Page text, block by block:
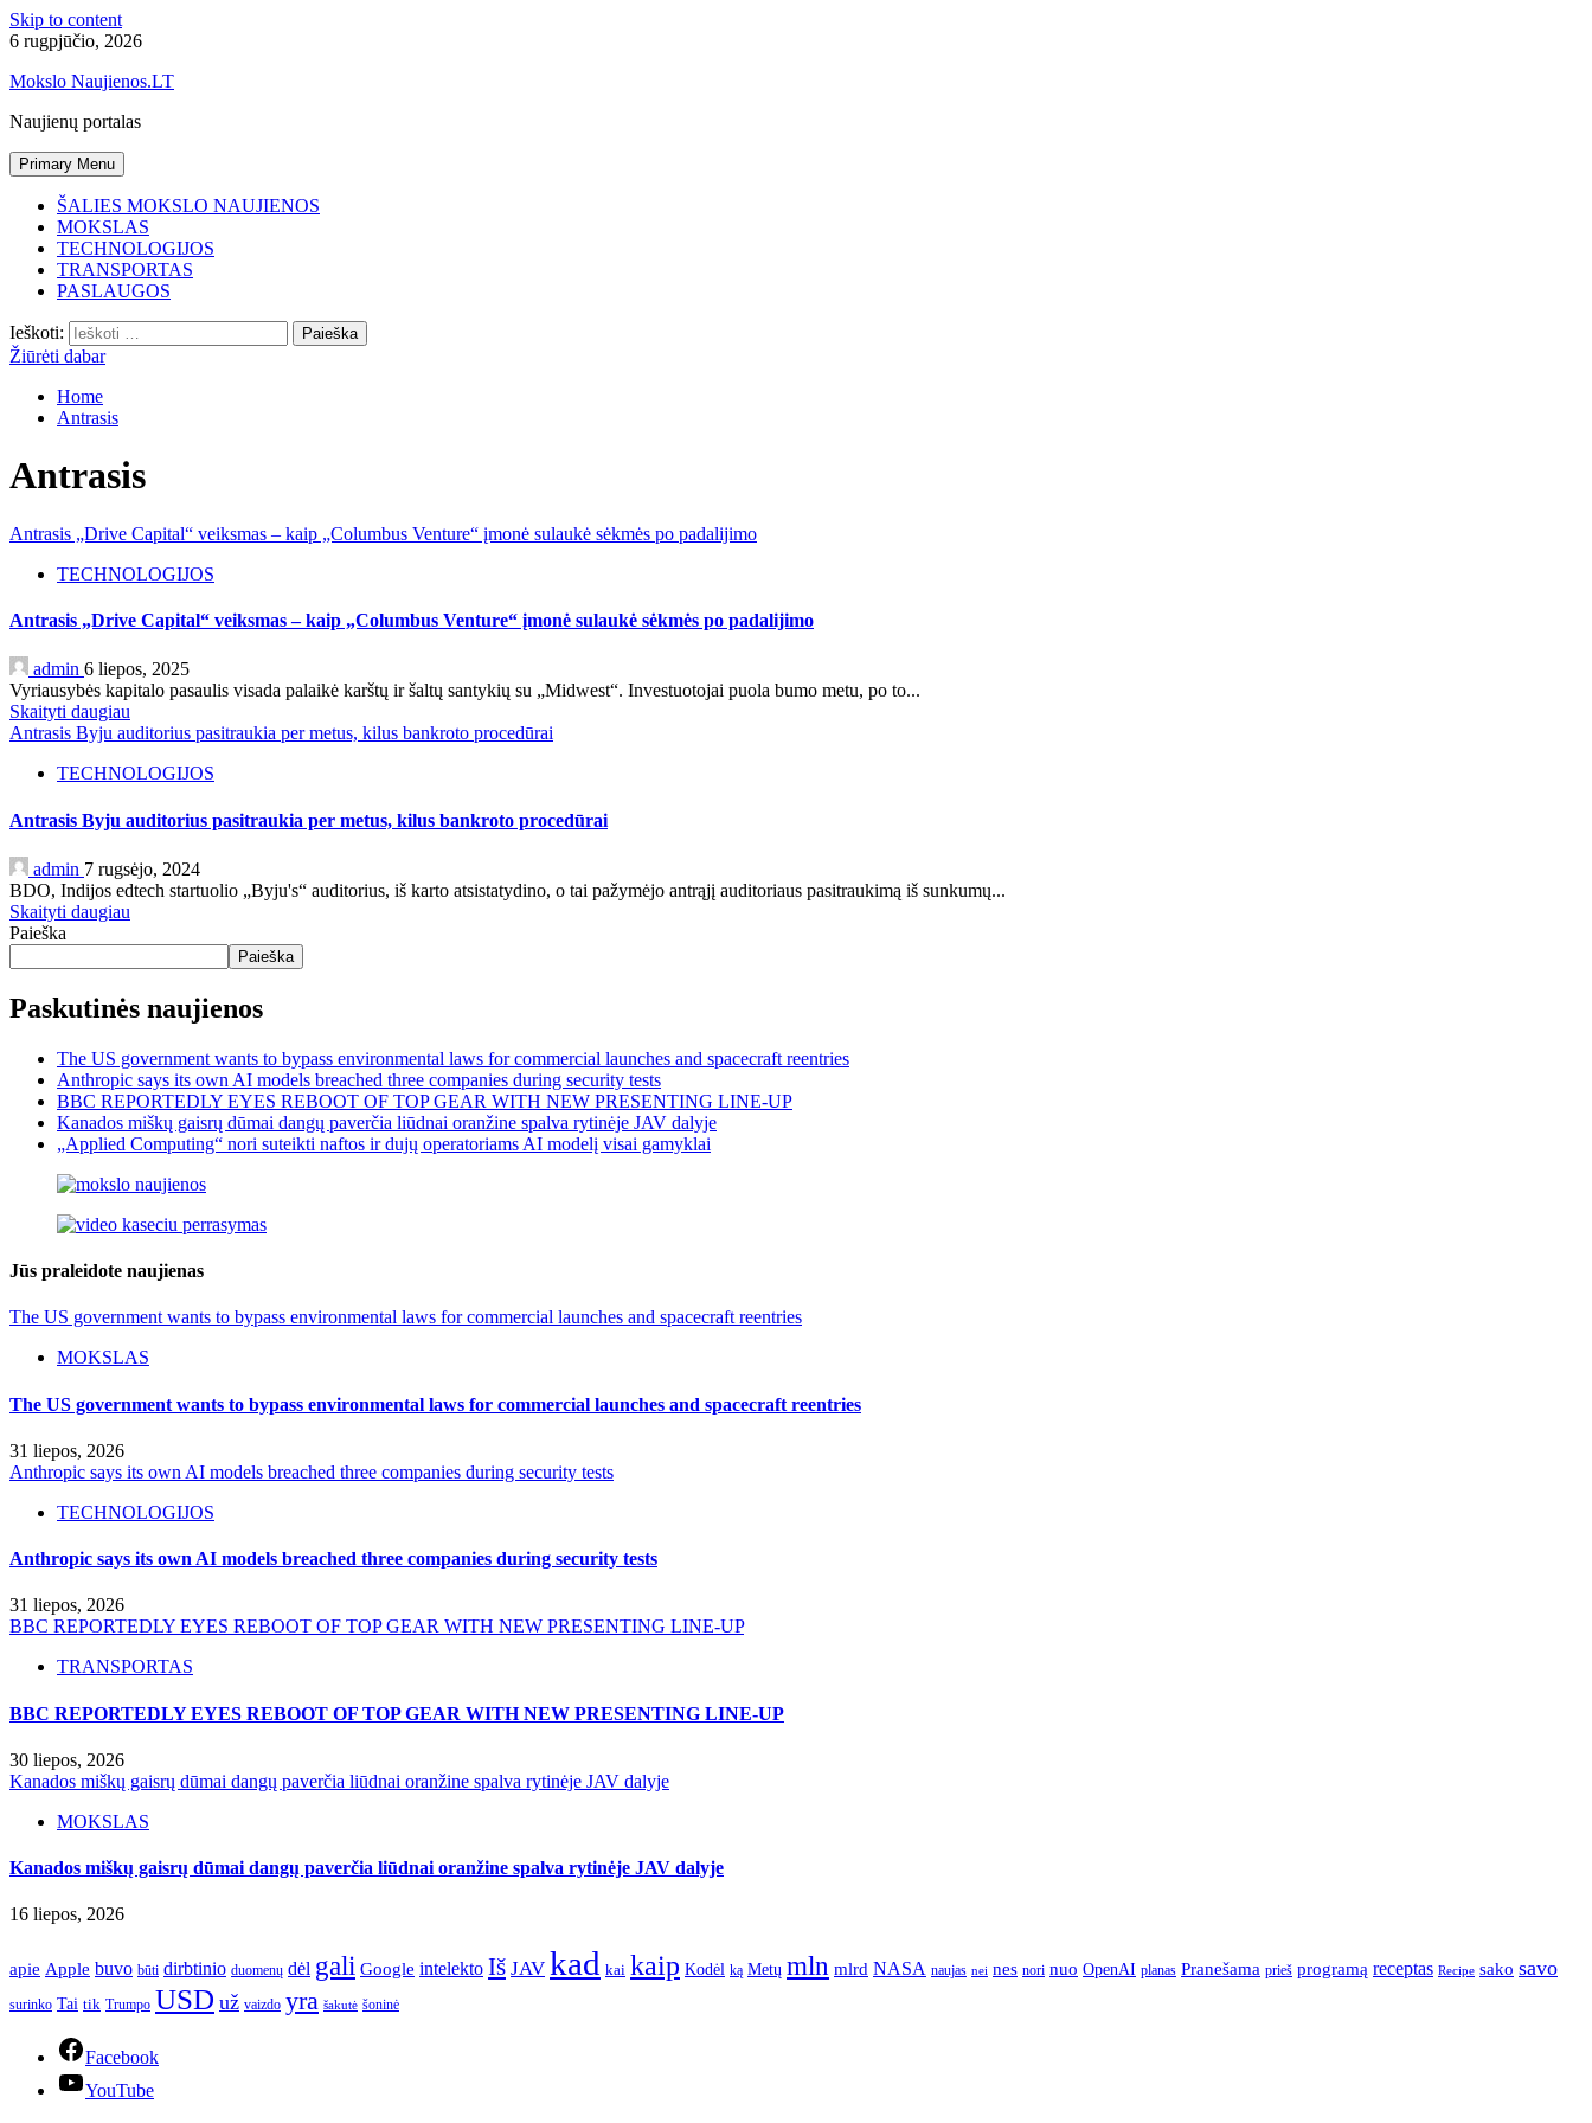
Skip to content
6 rugpjūčio, 2026
Mokslo Naujienos.LT
Naujienų portalas
Primary Menu
ŠALIES MOKSLO NAUJIENOS
MOKSLAS
TECHNOLOGIJOS
TRANSPORTAS
PASLAUGOS
Ieškoti:
Žiūrėti dabar
Home
Antrasis
Antrasis
Antrasis „Drive Capital“ veiksmas – kaip „Columbus Venture“ įmonė sulaukė sėkmės po padalijimo
TECHNOLOGIJOS
Antrasis „Drive Capital“ veiksmas – kaip „Columbus Venture“ įmonė sulaukė sėkmės po padalijimo
admin 6 liepos, 2025
Vyriausybės kapitalo pasaulis visada palaikė karštų ir šaltų santykių su „Midwest“. Investuotojai puola bumo metu, po to...
Skaityti daugiau
Antrasis Byju auditorius pasitraukia per metus, kilus bankroto procedūrai
TECHNOLOGIJOS
Antrasis Byju auditorius pasitraukia per metus, kilus bankroto procedūrai
admin 7 rugsėjo, 2024
BDO, Indijos edtech startuolio „Byju's“ auditorius, iš karto atsistatydino, o tai pažymėjo antrąjį auditoriaus pasitraukimą iš sunkumų...
Skaityti daugiau
Paieška
Paieška
Paskutinės naujienos
The US government wants to bypass environmental laws for commercial launches and spacecraft reentries
Anthropic says its own AI models breached three companies during security tests
BBC REPORTEDLY EYES REBOOT OF TOP GEAR WITH NEW PRESENTING LINE-UP
Kanados miškų gaisrų dūmai dangų paverčia liūdnai oranžine spalva rytinėje JAV dalyje
„Applied Computing“ nori suteikti naftos ir dujų operatoriams AI modelį visai gamyklai
Jūs praleidote naujienas
The US government wants to bypass environmental laws for commercial launches and spacecraft reentries
MOKSLAS
The US government wants to bypass environmental laws for commercial launches and spacecraft reentries
31 liepos, 2026
Anthropic says its own AI models breached three companies during security tests
TECHNOLOGIJOS
Anthropic says its own AI models breached three companies during security tests
31 liepos, 2026
BBC REPORTEDLY EYES REBOOT OF TOP GEAR WITH NEW PRESENTING LINE-UP
TRANSPORTAS
BBC REPORTEDLY EYES REBOOT OF TOP GEAR WITH NEW PRESENTING LINE-UP
30 liepos, 2026
Kanados miškų gaisrų dūmai dangų paverčia liūdnai oranžine spalva rytinėje JAV dalyje
MOKSLAS
Kanados miškų gaisrų dūmai dangų paverčia liūdnai oranžine spalva rytinėje JAV dalyje
16 liepos, 2026
apie Apple buvo būti dirbtinio duomenų dėl gali Google intelekto Iš JAV kad kai kaip Kodėl ką Metų mln mlrd NASA naujas nei nes nori nuo OpenAI planas Pranešama prieš programą receptas Recipe sako savo
surinko Tai tik Trumpo USD už vaizdo yra šakutė šoninė
Facebook
YouTube